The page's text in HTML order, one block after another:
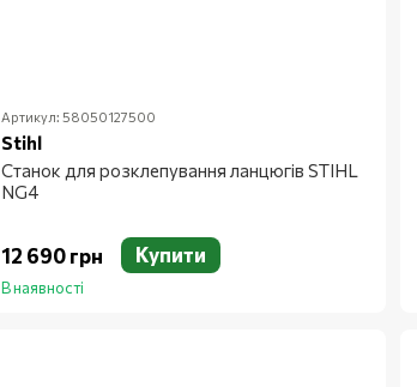
Артикул: 58050127500
Stihl
Станок для розклепування ланцюгів STIHL
NG4
12 690 грн Купити
В наявності